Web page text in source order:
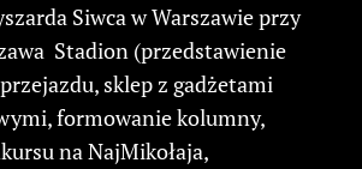
Siwca w Warszawie przy
Stadion (przedstawienie
sklep z gadżetami
formowanie kolumny,
na NajMikołaja,